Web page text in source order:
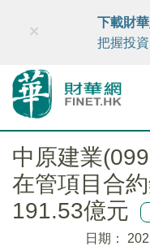
財華智庫網
×
下載財
把握投
中原建業
在管項目合
191.53億元
日期：